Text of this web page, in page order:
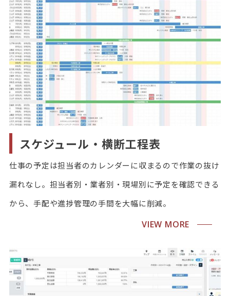
スケジュール・横断工程表
仕事の予定は担当者のカレンダーに収まるので作業の抜け
漏れなし。担当者別・業者別・現場別に予定を確認できる
から、手配や進捗管理の手間を大幅に削減。
VIEW MORE